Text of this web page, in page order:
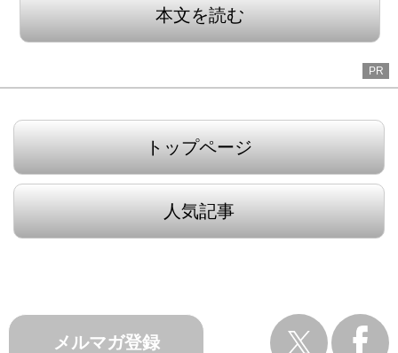
本文を読む
PR
トップページ
人気記事
メルマガ登録